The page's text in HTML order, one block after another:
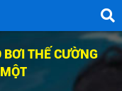
BƠI THẾ CƯỜNG